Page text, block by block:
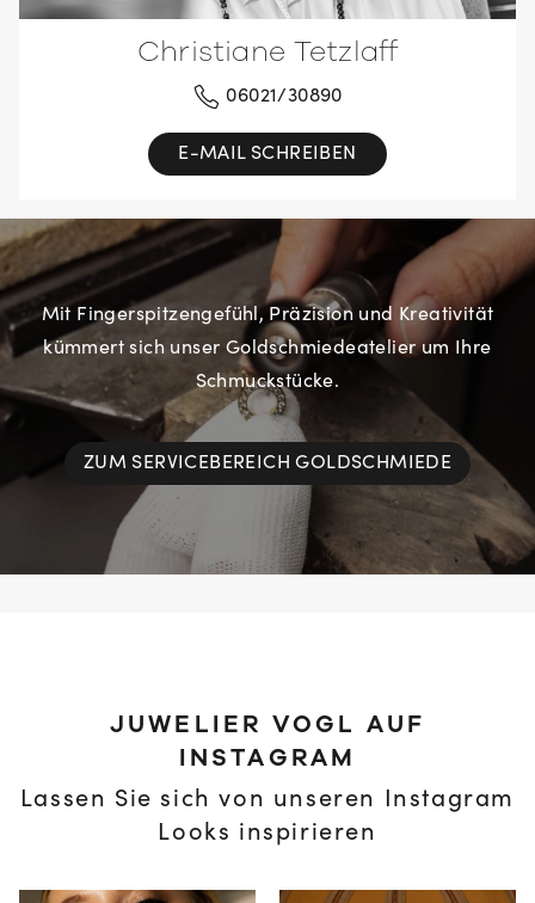
Christiane Tetzlaff
06021/30890
E-MAIL SCHREIBEN
Mit Fingerspitzengefühl, Präzision und Kreativität
kümmert sich unser Goldschmiedeatelier um Ihre
Schmuckstücke.
ZUM SERVICEBEREICH GOLDSCHMIEDE
JUWELIER VOGL AUF
INSTAGRAM
Lassen Sie sich von unseren Instagram
Looks inspirieren